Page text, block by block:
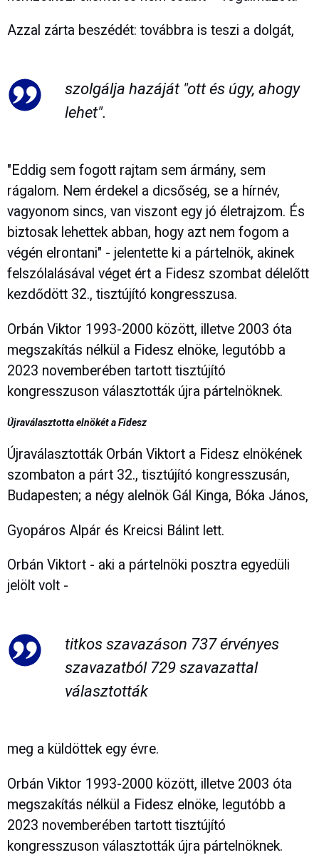
Azzal zárta beszédét: továbbra is teszi a dolgát,
szolgálja hazáját "ott és úgy, ahogy
lehet".
"Eddig sem fogott rajtam sem ármány, sem
rágalom. Nem érdekel a dicsőség, se a hírnév,
vagyonom sincs, van viszont egy jó életrajzom. És
biztosak lehettek abban, hogy azt nem fogom a
végén elrontani" - jelentette ki a pártelnök, akinek
felszólalásával véget ért a Fidesz szombat délelőtt
kezdődött 32., tisztújító kongresszusa.
Orbán Viktor 1993-2000 között, illetve 2003 óta
megszakítás nélkül a Fidesz elnöke, legutóbb a
2023 novemberében tartott tisztújító
kongresszuson választották újra pártelnöknek.
Újraválasztotta elnökét a Fidesz
Újraválasztották Orbán Viktort a Fidesz elnökének
szombaton a párt 32., tisztújító kongresszusán,
Budapesten; a négy alelnök Gál Kinga, Bóka János,
Gyopáros Alpár és Kreicsi Bálint lett.
Orbán Viktort - aki a pártelnöki posztra egyedüli
jelölt volt -
titkos szavazáson 737 érvényes
szavazatból 729 szavazattal
választották
meg a küldöttek egy évre.
Orbán Viktor 1993-2000 között, illetve 2003 óta
megszakítás nélkül a Fidesz elnöke, legutóbb a
2023 novemberében tartott tisztújító
kongresszuson választották újra pártelnöknek.